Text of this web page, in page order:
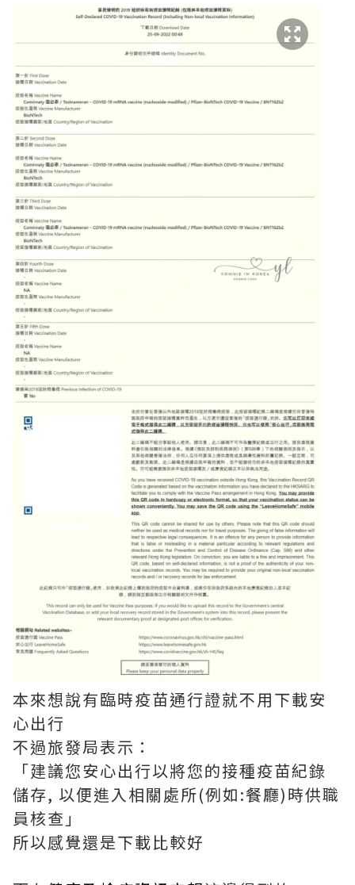
本來想說有臨時疫苗通行證就不用下載安
心出行
不過旅發局表示：
「建議您安心出行以將您的接種疫苗紀錄
儲存, 以便進入相關處所(例如:餐廳)時供職
員核查」
所以感覺還是下載比較好